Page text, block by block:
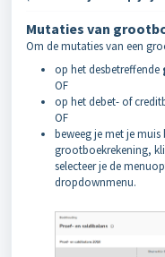
Mutaties van
Om de mutaties van een
op het desbetreffende
OF
op het debet- of
OF
beweeg je met je
grootboekrekening,
selecteer je de
dropdownmenu.